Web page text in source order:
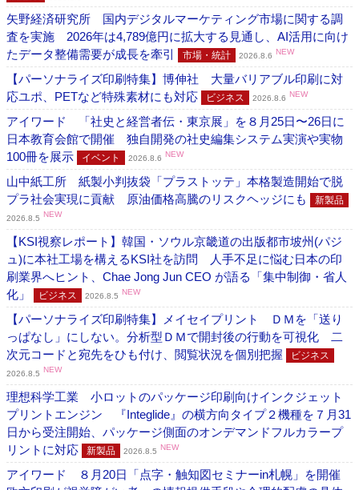
矢野経済研究所 国内デジタルマーケティング市場に関する調
査を実施 2026年は4,789億円に拡大する見通し、AI活用に向け
たデータ整備需要が成長を牽引
市場・統計 2026.8.6 NEW
【パーソナライズ印刷特集】博伸社 大量バリアブル印刷に対
応ユポ、PETなど特殊素材にも対応
ビジネス 2026.8.6 NEW
アイワード 「社史と経営者伝・東京展」を８月25日〜26日に
日本教育会館で開催 独自開発の社史編集システム実演や実物
100冊を展示
イベント 2026.8.6 NEW
山中紙工所 紙製小判抜袋「プラストッテ」本格製造開始で脱
プラ社会実現に貢献 原油価格高騰のリスクヘッジにも
新製品
2026.8.5 NEW
【KSI視察レポート】韓国・ソウル京畿道の出版都市坡州(パジ
ュ)に本社工場を構えるKSI社を訪問 人手不足に悩む日本の印
刷業界へヒント、Chae Jong Jun CEO が語る「集中制御・省人
化」
ビジネス 2026.8.5 NEW
【パーソナライズ印刷特集】メイセイプリント ＤＭを「送り
っぱなし」にしない。分析型ＤＭで開封後の行動を可視化 二
次元コードと宛先をひも付け、閲覧状況を個別把握
ビジネス
2026.8.5 NEW
理想科学工業 小ロットのパッケージ印刷向けインクジェット
プリントエンジン 『Integlide』の横方向タイプ２機種を７月31
日から受注開始、パッケージ側面のオンデマンドフルカラープ
リントに対応
新製品 2026.8.5 NEW
アイワード ８月20日「点字・触知図セミナーin札幌」を開催